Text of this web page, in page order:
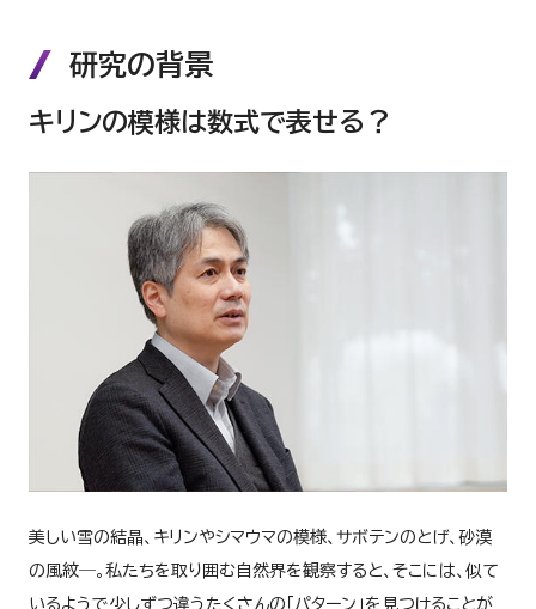
研究の背景
キリンの模様は数式で表せる？
美しい雪の結晶、キリンやシマウマの模様、サボテンのとげ、砂漠
の風紋―。私たちを取り囲む自然界を観察すると、そこには、似て
いるようで少しずつ違うたくさんの「パターン」を見つけることが